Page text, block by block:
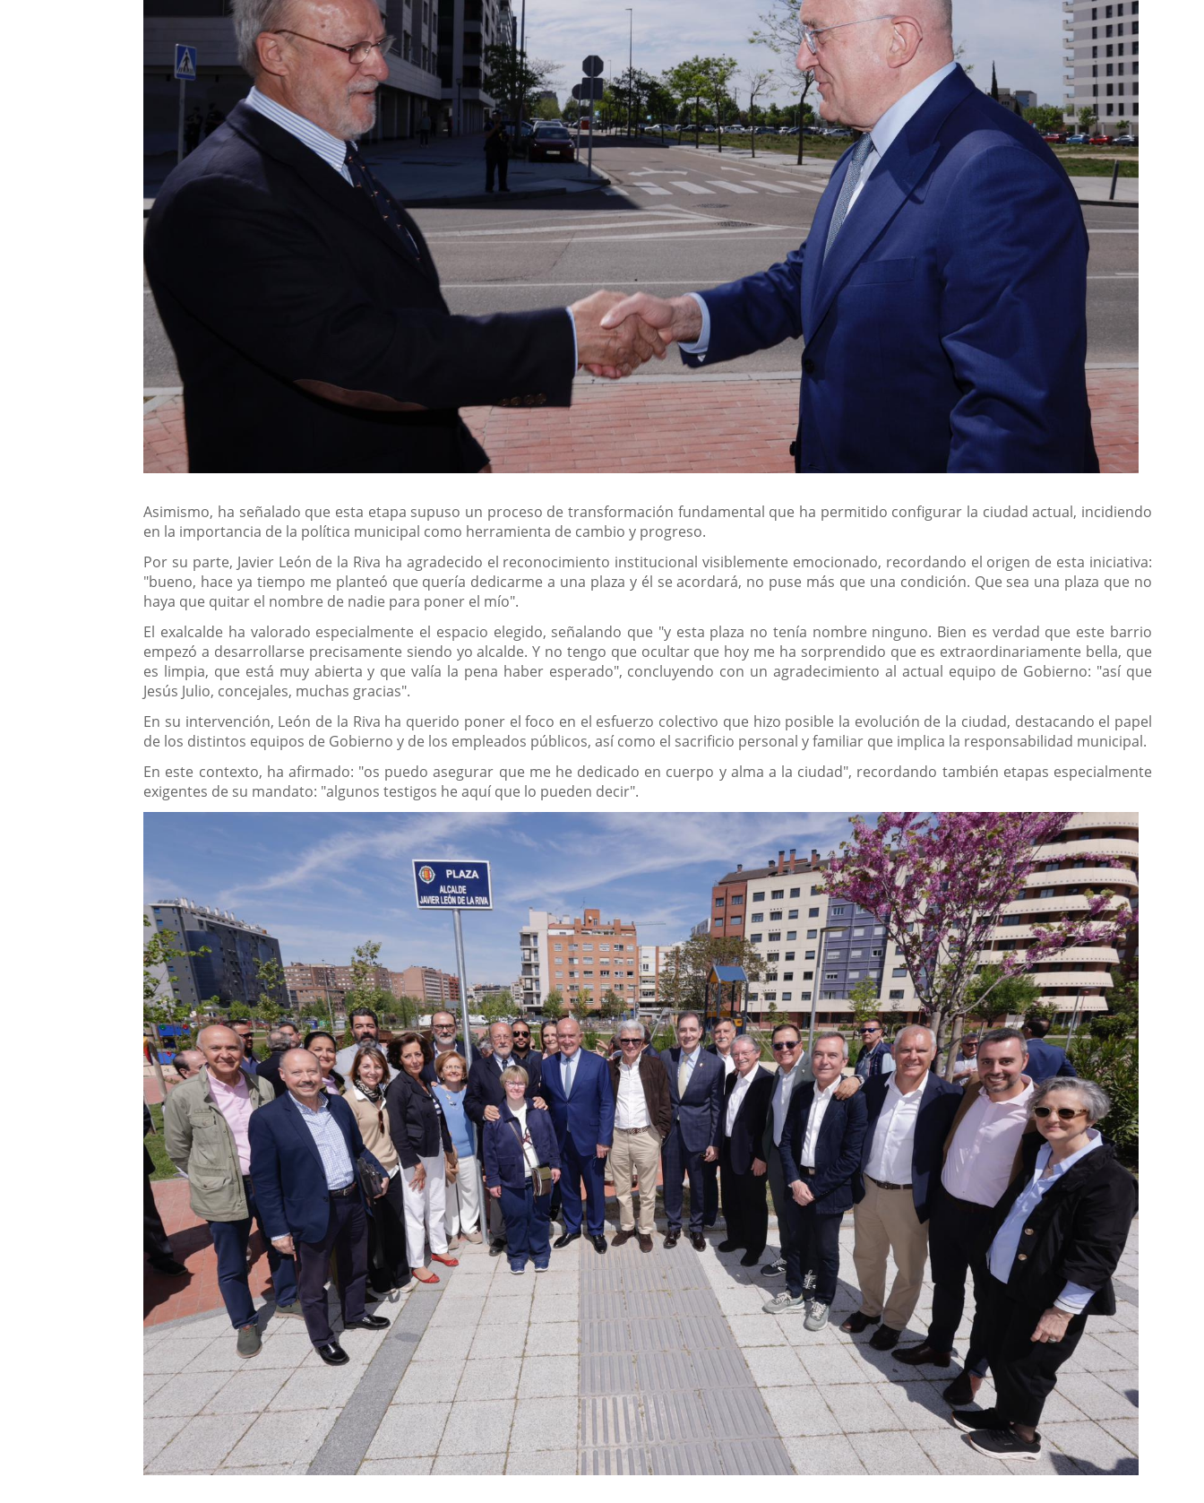
Asimismo, ha señalado que esta etapa supuso un proceso de transformación fundamental que ha permitido configurar la ciudad actual, incidiendo
en la importancia de la política municipal como herramienta de cambio y progreso.
Por su parte, Javier León de la Riva ha agradecido el reconocimiento institucional visiblemente emocionado, recordando el origen de esta iniciativa:
"bueno, hace ya tiempo me planteó que quería dedicarme a una plaza y él se acordará, no puse más que una condición. Que sea una plaza que no
haya que quitar el nombre de nadie para poner el mío".
El exalcalde ha valorado especialmente el espacio elegido, señalando que "y esta plaza no tenía nombre ninguno. Bien es verdad que este barrio
empezó a desarrollarse precisamente siendo yo alcalde. Y no tengo que ocultar que hoy me ha sorprendido que es extraordinariamente bella, que
es limpia, que está muy abierta y que valía la pena haber esperado", concluyendo con un agradecimiento al actual equipo de Gobierno: "así que
Jesús Julio, concejales, muchas gracias".
En su intervención, León de la Riva ha querido poner el foco en el esfuerzo colectivo que hizo posible la evolución de la ciudad, destacando el papel
de los distintos equipos de Gobierno y de los empleados públicos, así como el sacrificio personal y familiar que implica la responsabilidad municipal.
En este contexto, ha afirmado: "os puedo asegurar que me he dedicado en cuerpo y alma a la ciudad", recordando también etapas especialmente
exigentes de su mandato: "algunos testigos he aquí que lo pueden decir".